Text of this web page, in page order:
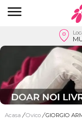
Acasa / Ovico / GIORGIO